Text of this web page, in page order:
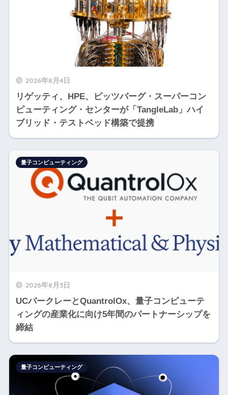
2026年8月4日
リゲッティ、HPE、ピッツバーグ・スーパーコン
ピューティング・センターが「TangleLab」ハイ
ブリッド・テストベッド構築で提携
2026年8月3日
UCバークレーとQuantrolOx、量子コンピューテ
ィングの産業化に向け5年間のパートナーシップを
締結
量子コンピューティング
量子コンピューティング